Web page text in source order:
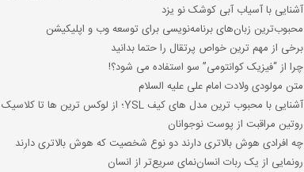
آشنایی با آسیاب آبی کوشک نو یزد
محبوب‌ترین زبان‌های برنامه‌نویسی برای توسعه وب و اپلیکیشن
برخی از مهم ترین خواص پرتقال را حتما بدانید
چرا از “فیزیک کوانتومی” سو استفاده می شود؟!
متن مولودی ولادت امام علی علیه السلام
آشنایی با محبوب ترین مدل های کیف YSL؛ از لوکس ترین ها تا کلاسیک ترین ها
روتین مراقبت از پوست نوجوانان
چه افرادی هوش بالاتری دارند دو نوع شخصیت که هوش بالاتری دارند
رونمایی از یک ربات انسان‌نمای سریع‌تر از انسان